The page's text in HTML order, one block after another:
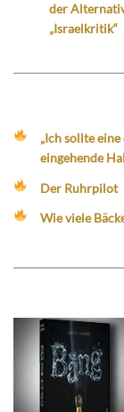
der
„Israelkritik“
„Ich sollte
eingehende
Der Ruhrpilot
Wie viele